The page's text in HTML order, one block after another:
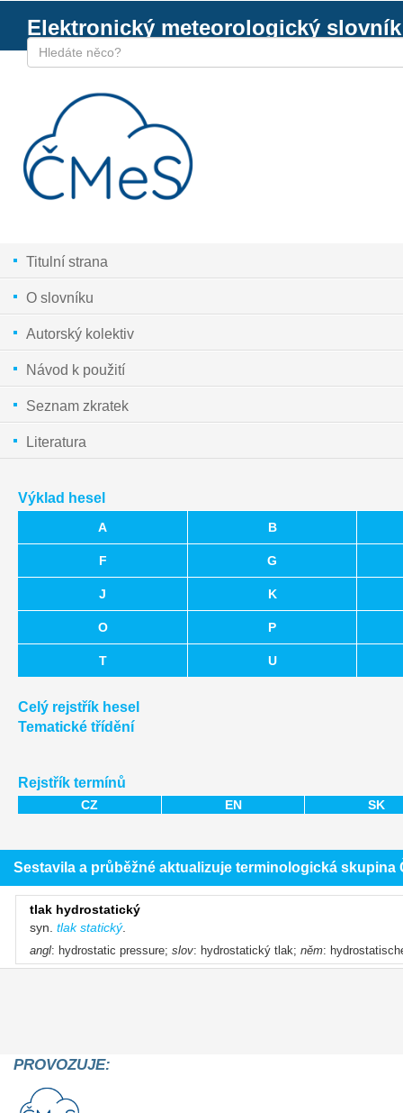
Elektronický meteorologický slovník
Titulní strana
O slovníku
Autorský kolektiv
Návod k použití
Seznam zkratek
Literatura
Výklad hesel
A B
F G
J K
O P
T U
Celý rejstřík hesel
Tematické třídění
Rejstřík termínů
CZ EN SK
Sestavila a průběžné aktualizuje terminologická
tlak hydrostatický
syn. tlak statický.
angl: hydrostatic pressure; slov: hydrostatický tlak; něm:
PROVOZUJE: